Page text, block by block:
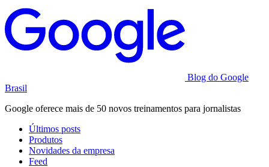
Blog do Google
Brasil
Google oferece mais de 50 novos treinamentos para jornalistas
Últimos posts
Produtos
Novidades da empresa
Feed